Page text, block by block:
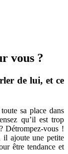
vous ?
de lui, et ce
sa place dans
qu’il est trop
Détrompez-vous !
ajoute une petite
être tendance et